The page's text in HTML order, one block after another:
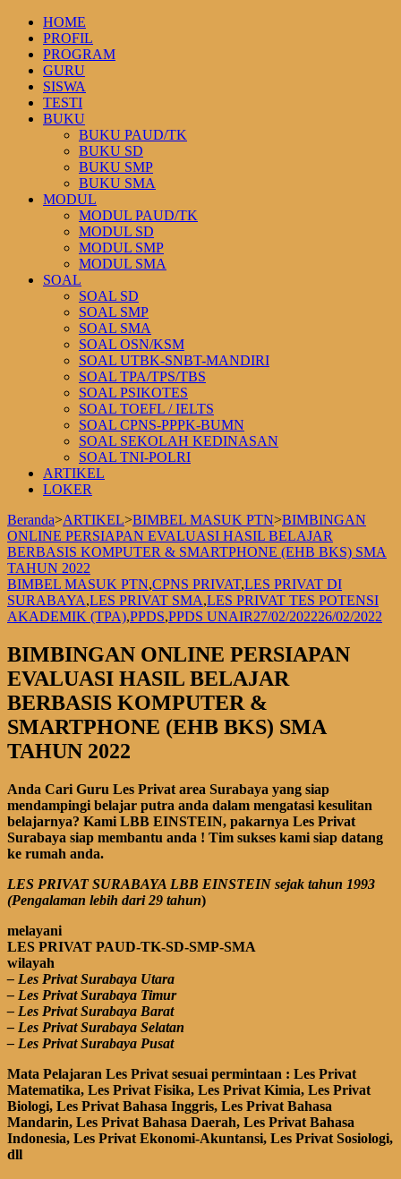
HOME
PROFIL
PROGRAM
GURU
SISWA
TESTI
BUKU
BUKU PAUD/TK
BUKU SD
BUKU SMP
BUKU SMA
MODUL
MODUL PAUD/TK
MODUL SD
MODUL SMP
MODUL SMA
SOAL
SOAL SD
SOAL SMP
SOAL SMA
SOAL OSN/KSM
SOAL UTBK-SNBT-MANDIRI
SOAL TPA/TPS/TBS
SOAL PSIKOTES
SOAL TOEFL / IELTS
SOAL CPNS-PPPK-BUMN
SOAL SEKOLAH KEDINASAN
SOAL TNI-POLRI
ARTIKEL
LOKER
Beranda>ARTIKEL>BIMBEL MASUK PTN>BIMBINGAN
ONLINE PERSIAPAN EVALUASI HASIL BELAJAR
BERBASIS KOMPUTER & SMARTPHONE (EHB BKS) SMA
TAHUN 2022
BIMBEL MASUK PTN,CPNS PRIVAT,LES PRIVAT DI
SURABAYA,LES PRIVAT SMA,LES PRIVAT TES POTENSI
AKADEMIK (TPA),PPDS,PPDS UNAIR27/02/202226/02/2022
BIMBINGAN ONLINE PERSIAPAN
EVALUASI HASIL BELAJAR
BERBASIS KOMPUTER &
SMARTPHONE (EHB BKS) SMA
TAHUN 2022
Anda Cari Guru Les Privat area Surabaya yang siap
mendampingi belajar putra anda dalam mengatasi kesulitan
belajarnya? Kami LBB EINSTEIN, pakarnya Les Privat
Surabaya siap membantu anda ! Tim sukses kami siap datang
ke rumah anda.
LES PRIVAT SURABAYA LBB EINSTEIN sejak tahun 1993
(Pengalaman lebih dari 29 tahun)
melayani
LES PRIVAT PAUD-TK-SD-SMP-SMA
wilayah
– Les Privat Surabaya Utara
– Les Privat Surabaya Timur
– Les Privat Surabaya Barat
– Les Privat Surabaya Selatan
– Les Privat Surabaya Pusat
Mata Pelajaran Les Privat sesuai permintaan : Les Privat
Matematika, Les Privat Fisika, Les Privat Kimia, Les Privat
Biologi, Les Privat Bahasa Inggris, Les Privat Bahasa
Mandarin, Les Privat Bahasa Daerah, Les Privat Bahasa
Indonesia, Les Privat Ekonomi-Akuntansi, Les Privat Sosiologi,
dll